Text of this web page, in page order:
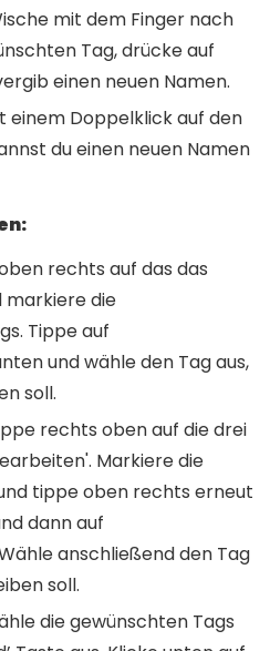
mit dem Finger nach
Tag, drücke auf
einen neuen Namen.
einem Doppelklick auf den
du einen neuen Namen
rechts auf das das
markiere die
Tippe auf
und wähle den Tag aus,
soll.
rechts oben auf die drei
Markiere die
tippe oben rechts erneut
dann auf
anschließend den Tag
soll.
die gewünschten Tags